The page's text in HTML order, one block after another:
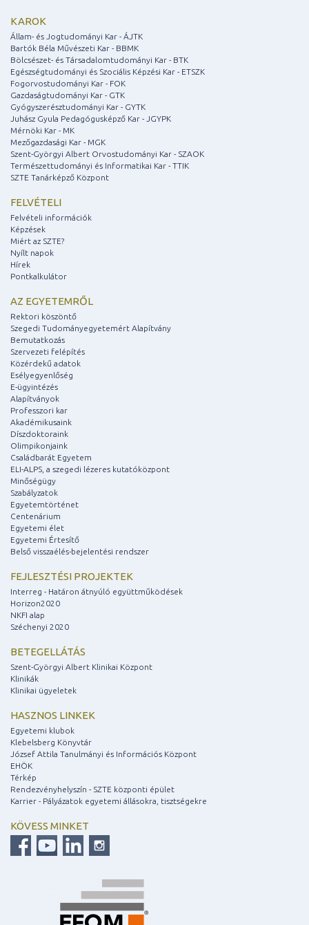
KAROK
Állam- és Jogtudományi Kar - ÁJTK
Bartók Béla Művészeti Kar - BBMK
Bölcsészet- és Társadalomtudományi Kar - BTK
Egészségtudományi és Szociális Képzési Kar - ETSZK
Fogorvostudományi Kar - FOK
Gazdaságtudományi Kar - GTK
Gyógyszerésztudományi Kar - GYTK
Juhász Gyula Pedagógusképző Kar - JGYPK
Mérnöki Kar - MK
Mezőgazdasági Kar - MGK
Szent-Györgyi Albert Orvostudományi Kar - SZAOK
Természettudományi és Informatikai Kar - TTIK
SZTE Tanárképző Központ
FELVÉTELI
Felvételi információk
Képzések
Miért az SZTE?
Nyílt napok
Hírek
Pontkalkulátor
AZ EGYETEMRŐL
Rektori köszöntő
Szegedi Tudományegyetemért Alapítvány
Bemutatkozás
Szervezeti felépítés
Közérdekű adatok
Esélyegyenlőség
E-ügyintézés
Alapítványok
Professzori kar
Akadémikusaink
Díszdoktoraink
Olimpikonjaink
Családbarát Egyetem
ELI-ALPS, a szegedi lézeres kutatóközpont
Minőségügy
Szabályzatok
Egyetemtörténet
Centenárium
Egyetemi élet
Egyetemi Értesítő
Belső visszaélés-bejelentési rendszer
FEJLESZTÉSI PROJEKTEK
Interreg - Határon átnyúló együttműködések
Horizon2020
NKFI alap
Széchenyi 2020
BETEGELLÁTÁS
Szent-Györgyi Albert Klinikai Központ
Klinikák
Klinikai ügyeletek
HASZNOS LINKEK
Egyetemi klubok
Klebelsberg Könyvtár
József Attila Tanulmányi és Információs Központ
EHÖK
Térkép
Rendezvényhelyszín - SZTE központi épület
Karrier - Pályázatok egyetemi állásokra, tisztségekre
KÖVESS MINKET